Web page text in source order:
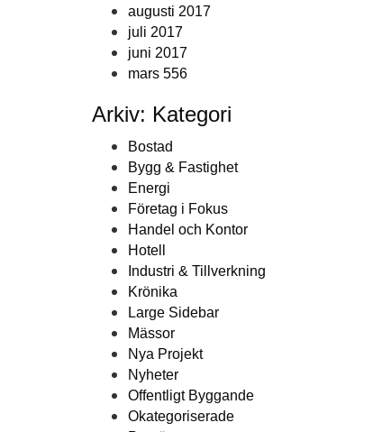
augusti 2017
juli 2017
juni 2017
mars 556
Arkiv: Kategori
Bostad
Bygg & Fastighet
Energi
Företag i Fokus
Handel och Kontor
Hotell
Industri & Tillverkning
Krönika
Large Sidebar
Mässor
Nya Projekt
Nyheter
Offentligt Byggande
Okategoriserade